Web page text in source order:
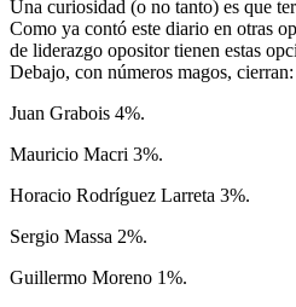
Una curiosidad (o no tanto) es que
Como ya contó este diario en otras
de liderazgo opositor tienen estas
Debajo, con números magos, cierran:
Juan Grabois 4%.
Mauricio Macri 3%.
Horacio Rodríguez Larreta 3%.
Sergio Massa 2%.
Guillermo Moreno 1%.